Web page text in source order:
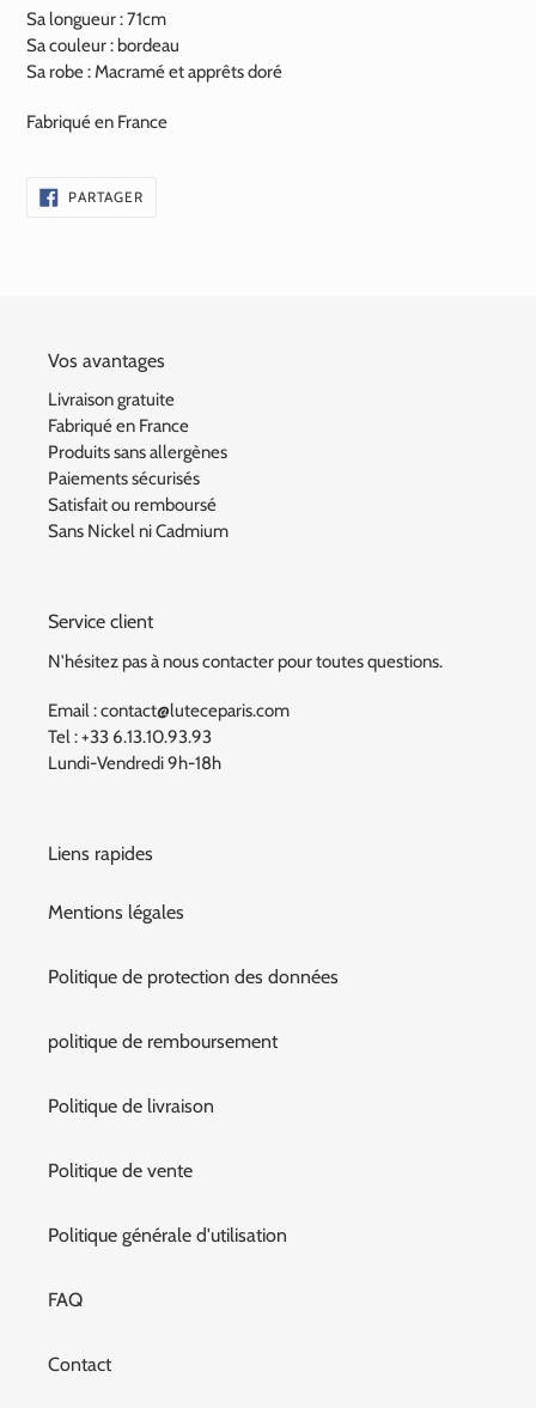
Sa longueur : 71cm
Sa couleur : bordeau
Sa robe : Macramé et apprêts doré
Fabriqué en France
PARTAGERPARTAGER
SUR
Vos avantages
Livraison gratuite
Fabriqué en France
Produits sans allergènes
Paiements sécurisés
Satisfait ou remboursé
Sans Nickel ni Cadmium
Service client
N'hésitez pas à nous contacter pour toutes questions.
Email : contact@luteceparis.com
Tel : +33 6.13.10.93.93
Lundi-Vendredi 9h-18h
Liens rapides
Mentions légales
Politique de protection des données
politique de remboursement
Politique de livraison
Politique de vente
Politique générale d'utilisation
FAQ
Contact